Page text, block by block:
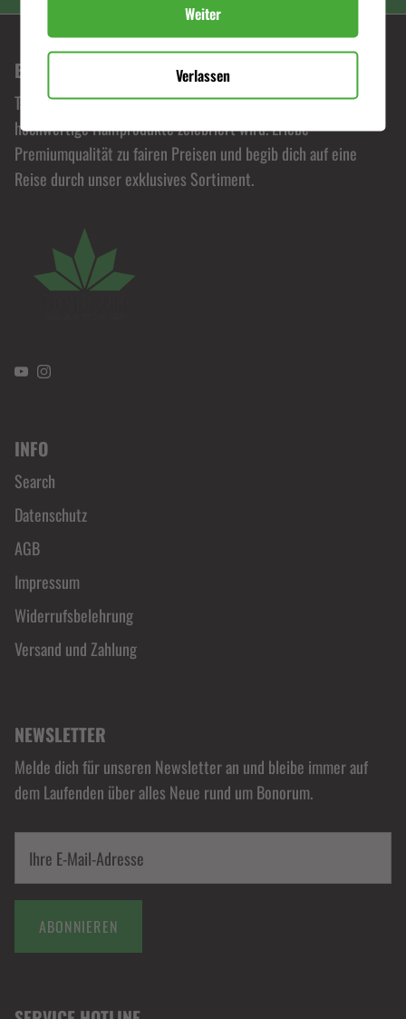
BONORUM PREMIUM HEMP SHOP
Tauche ein in die Welt von Bonorum, wo Leidenschaft für
hochwertige Hanfprodukte zelebriert wird. Erlebe
Premiumqualität zu fairen Preisen und begib dich auf eine
Reise durch unser exklusives Sortiment.
YouTubeInstagram
INFO
Search
Datenschutz
AGB
Impressum
Widerrufsbelehrung
Versand und Zahlung
NEWSLETTER
Melde dich für unseren Newsletter an und bleibe immer auf
dem Laufenden über alles Neue rund um Bonorum.
ABONNIEREN
Weiter
Verlassen